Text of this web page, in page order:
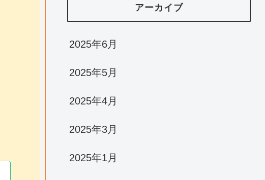
アーカイブ
2025年6月
2025年5月
2025年4月
2025年3月
2025年1月